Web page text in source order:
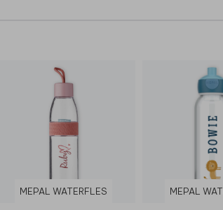
60 graden
dranken
MEPAL WATERFLES MEPAL